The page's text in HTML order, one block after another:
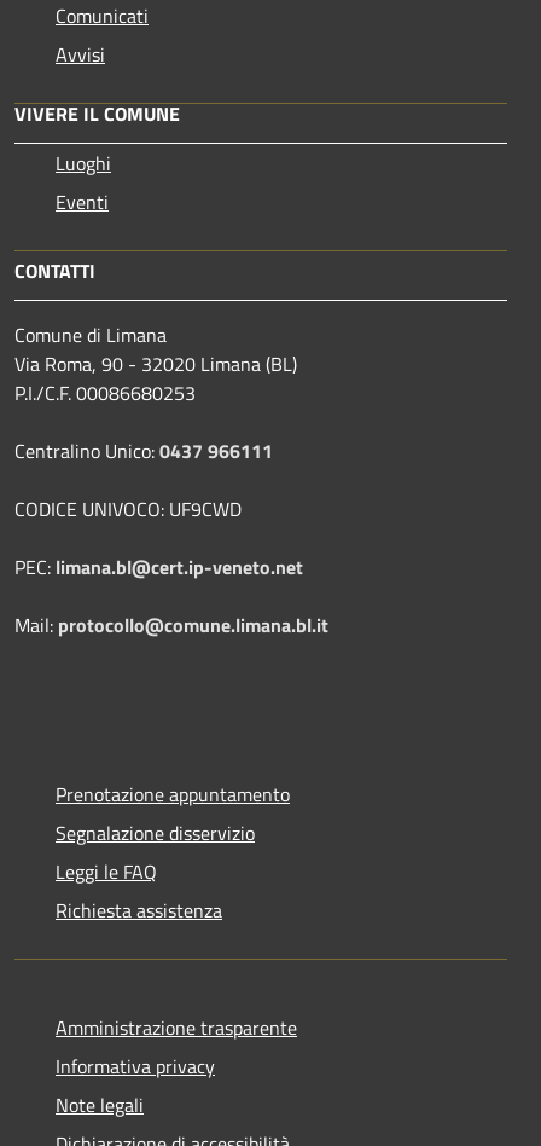
Comunicati
Avvisi
VIVERE IL COMUNE
Luoghi
Eventi
CONTATTI
Comune di Limana
Via Roma, 90 - 32020 Limana (BL)
P.I./C.F. 00086680253
Centralino Unico:0437 966111
CODICE UNIVOCO: UF9CWD
PEC: limana.bl@cert.ip-veneto.net
Mail: protocollo@comune.limana.bl.it
Prenotazione appuntamento
Segnalazione disservizio
Leggi le FAQ
Richiesta assistenza
Amministrazione trasparente
Informativa privacy
Note legali